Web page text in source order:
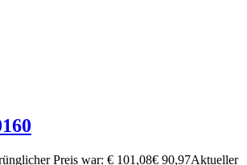
Preis war: € 101,08€ 90,97Aktueller